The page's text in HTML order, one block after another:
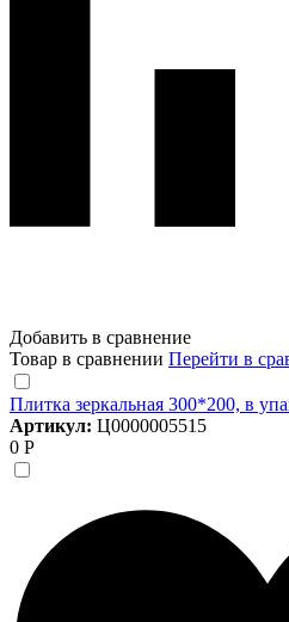
Добавить в сравнение
Товар в сравнении Перейти в
Плитка зеркальная 300*200, в
Артикул: Ц0000005515
0 Р